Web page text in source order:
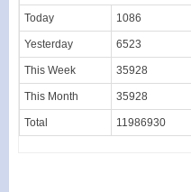
Today 1086
Yesterday 6523
This Week 35928
This Month 35928
Total 11986930